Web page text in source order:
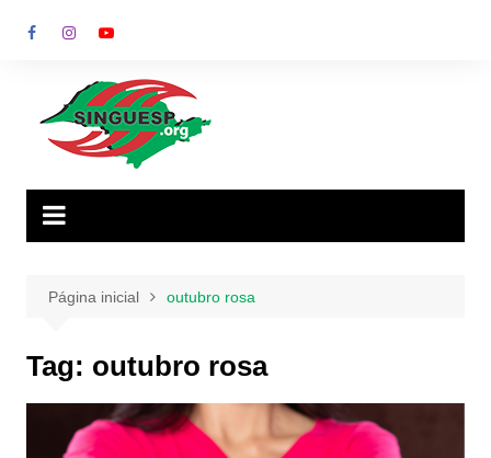
para
Página inicial outubro rosa
Tag: outubro rosa